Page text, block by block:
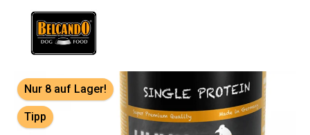
Bildergalerie überspringen
Nur 8 auf Lager!
Tipp